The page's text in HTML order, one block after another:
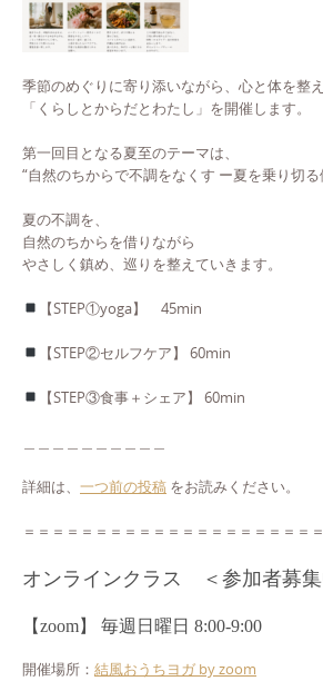
季節のめぐりに寄り添いながら、心と体を整
「くらしとからだとわたし」を開催します。
第一回目となる夏至のテーマは、
“自然のちからで不調をなくす ー夏を乗り切る
夏の不調を、
自然のちからを借りながら
やさしく鎮め、巡りを整えていきます。
【STEP①yoga】 45min
【STEP②セルフケア】 60min
【STEP③食事＋シェア】 60min
詳細は、 一つ前の投稿 をお読みください。
＝＝＝＝＝＝＝＝＝＝＝＝＝＝＝＝＝＝＝＝
オンラインクラス ＜参加者募集
【zoom】 毎週日曜日 8:00-9:00
開催場所： 結風おうちヨガ by zoom